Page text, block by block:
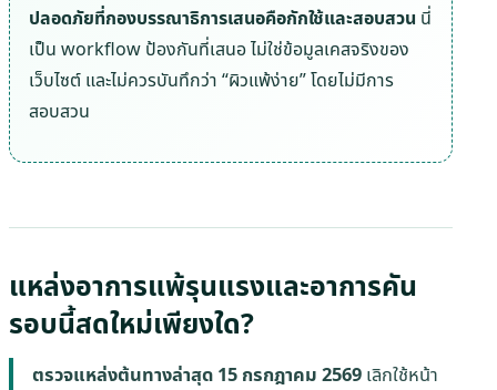
ปลอดภัยที่กองบรรณาธิการเสนอคือกักใช้และสอบสวน นี่
เป็น workflow ป้องกันที่เสนอ ไม่ใช่ข้อมูลเคสจริงของ
เว็บไซต์ และไม่ควรบันทึกว่า “ผิวแพ้ง่าย” โดยไม่มีการ
สอบสวน
แหล่งอาการแพ้รุนแรงและอาการคัน
รอบนี้สดใหม่เพียงใด?
ตรวจแหล่งต้นทางล่าสุด 15 กรกฎาคม 2569 เลิกใช้หน้า